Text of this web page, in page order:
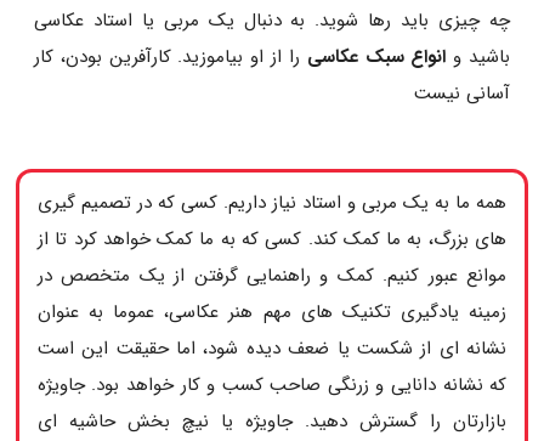
چه چیزی باید رها شوید. به دنبال یک مربی یا استاد عکاسی
باشید و انواع سبک عکاسی را از او بیاموزید. کارآفرین بودن، کار
آسانی نیست
همه ما به یک مربی و استاد نیاز داریم. کسی که در تصمیم گیری
های بزرگ، به ما کمک کند. کسی که به ما کمک خواهد کرد تا از
موانع عبور کنیم. کمک و راهنمایی گرفتن از یک متخصص در
زمینه یادگیری تکنیک های مهم هنر عکاسی، عموما به عنوان
نشانه ای از شکست یا ضعف دیده شود، اما حقیقت این است
که نشانه دانایی و زرنگی صاحب کسب و کار خواهد بود. جاویژه
بازارتان را گسترش دهید. جاویژه یا نیچ بخش حاشیه ای